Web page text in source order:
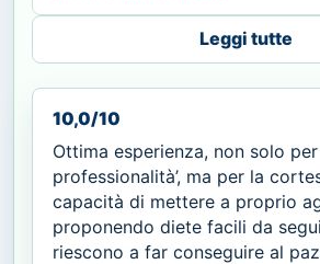
Leggi tutte
10,0/10
Ottima esperienza, non solo
professionalità’, ma per la
capacità di mettere a proprio
proponendo diete facili da
riescono a far conseguire al